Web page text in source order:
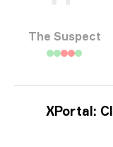
The Suspect
XPortal: